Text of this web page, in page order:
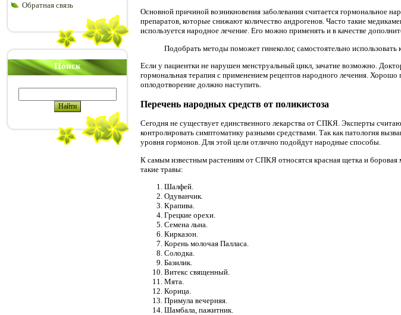
Обратная связь
Поиск
Основной причиной возникновения заболевания считается гормональное
препаратов, которые снижают количество андрогенов. Часто такие
используется народное лечение. Его можно применять и в качестве
Подобрать методы поможет гинеколог, самостоятельно использовать
Если у пациентки не нарушен менструальный цикл, зачатие возможно.
гормональная терапия с применением рецептов народного лечения.
оплодотворение должно наступить.
Перечень народных средств от поликистоза
Сегодня не существует единственного лекарства от СПКЯ. Эксперты
контролировать симптоматику разными средствами. Так как патология
уровня гормонов. Для этой цели отлично подойдут народные способы.
К самым известным растениям от СПКЯ относятся красная щетка и
такие травы:
Шалфей.
Одуванчик.
Крапива.
Грецкие орехи.
Семена льна.
Кирказон.
Корень молочая Палласа.
Солодка.
Базилик.
Витекс священный.
Мята.
Корица.
Примула вечерняя.
Шамбала, пажитник.